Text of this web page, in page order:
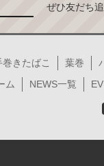
ぜひ友だち
巻きたばこ 葉巻
ム
NEWS一覧